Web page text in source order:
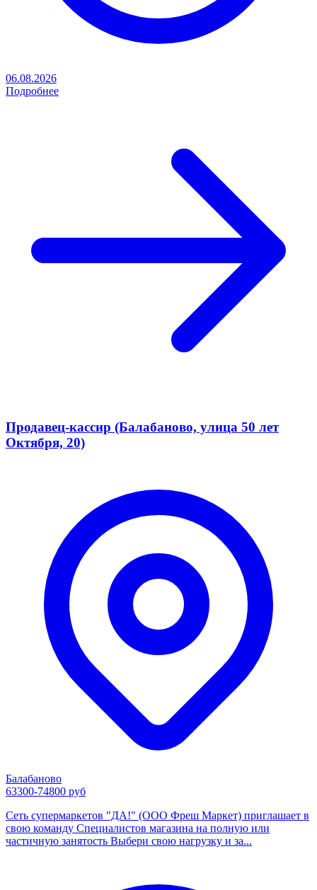
06.08.2026
Подробнее
Продавец-кассир (Балабаново, улица 50 лет
Октября, 20)
Балабаново
63300-74800 руб
Сеть супермаркетов "ДА!" (ООО Фреш Маркет) приглашает в
свою команду Специалистов магазина на полную или
частичную занятость Выбери свою нагрузку и за...